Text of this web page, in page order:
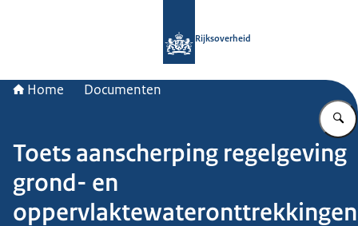
Rijksoverheid
Home Documenten
Toets aanscherping regelgeving
grond- en
oppervlaktewateronttrekkingen